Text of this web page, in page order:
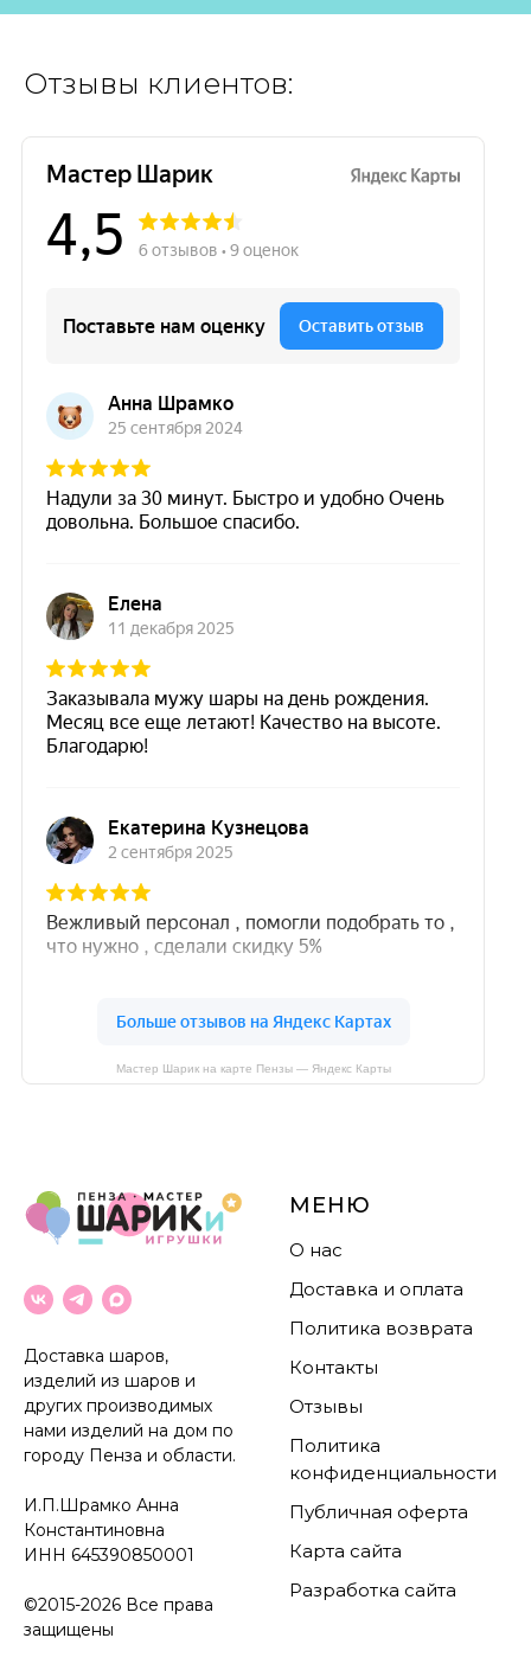
Отзывы клиентов:
Мастер Шарик на карте Пензы — Яндекс Карты
Доставка шаров,
изделий из шаров и
других производимых
нами изделий на дом по
городу Пенза и области.
И.П.Шрамко Анна
Константиновна
ИНН 645390850001
©2015-2026 Все права
защищены
МЕНЮ
О нас
Доставка и оплата
Политика возврата
Контакты
Отзывы
Политика
конфиденциальности
Публичная оферта
Карта сайта
Разработка сайта